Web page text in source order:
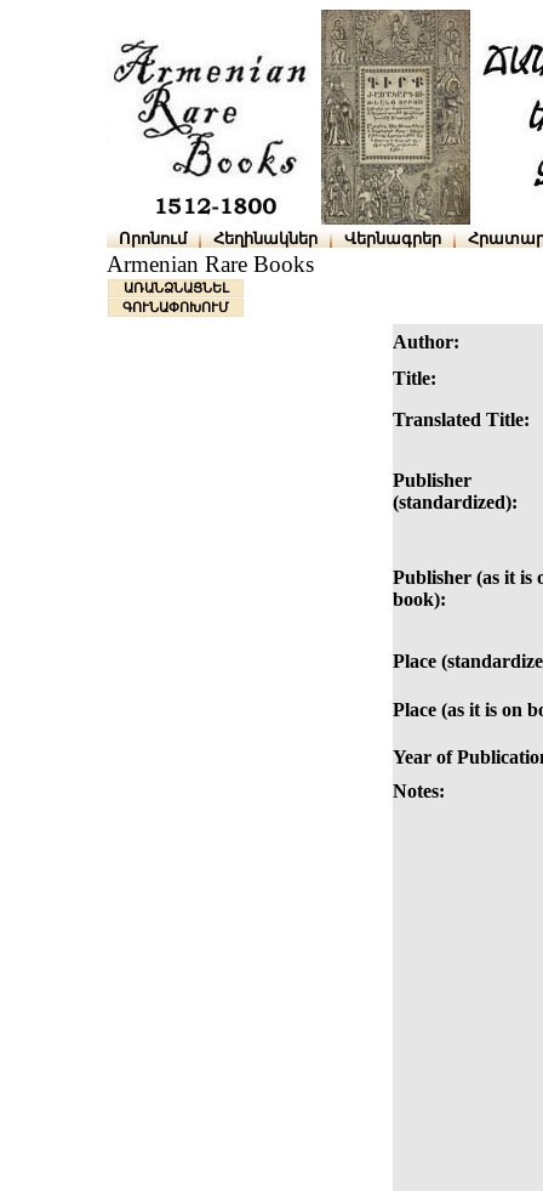
Որոնում Հեղինակներ Վերնագրեր
Armenian Rare Books
ԱՌԱՆՁՆԱՑՆԵԼ
ԳՈՒՆԱՓՈԽՈՒՄ
Author:
Title:
Translated Title:
Publisher
(standardized):
Publisher (as it is
book):
Place
Place (as it is on
Year of
Notes: